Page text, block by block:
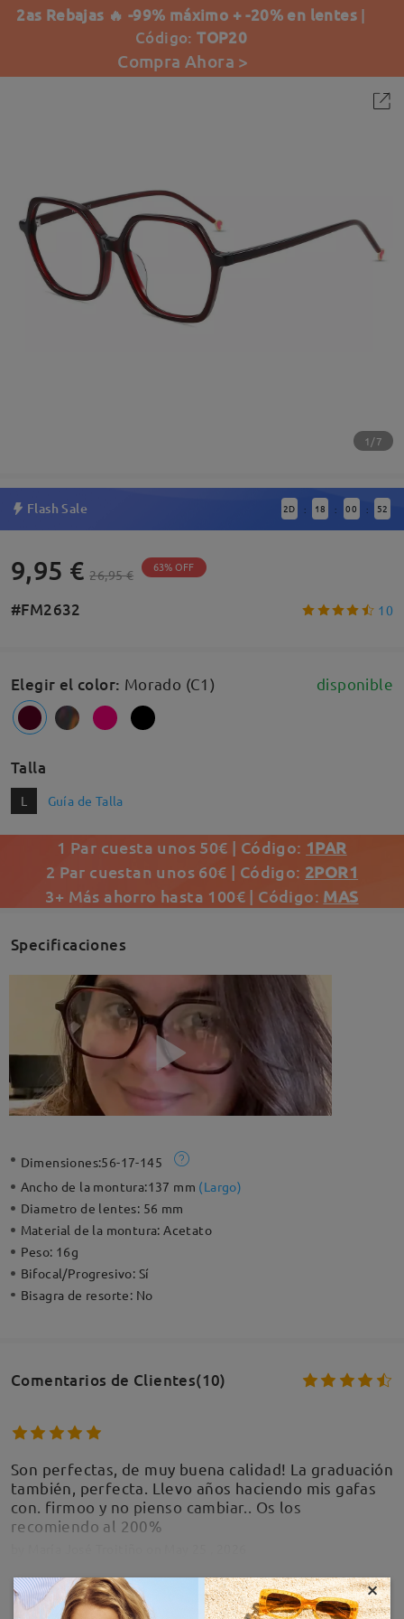
2as Rebajas 🔥 -99% máximo + -20% en lentes |
Código:TOP20
Compra Ahora >
1/7
Flash Sale 2D : 18 : 00 : 51
9,95 € 26,95 € 63% OFF
#FM2632 10
Elegir el color: Morado (C1) disponible
Talla
L Guía de Talla
1 Par cuesta unos 50€ | Código: 1PAR
2 Par cuestan unos 60€ | Código: 2POR1
3+ Más ahorro hasta 100€ | Código: MAS
Specificaciones
Dimensiones:56-17-145
Ancho de la montura:137 mm (Largo)
Diametro de lentes: 56 mm
Material de la montura:Acetato
Peso: 16g
Bifocal/Progresivo: Sí
Bisagra de resorte: No
Comentarios de Clientes(10)
Son perfectas, de muy buena calidad! La graduación
también, perfecta. Llevo años haciendo mis gafas
con. firmoo y no pienso cambiar.. Os los
recomiendo al 200%
MOSTRAR MÁS ×